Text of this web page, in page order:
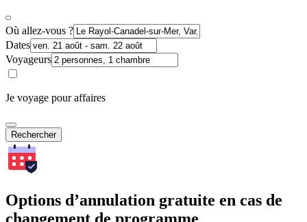
Où allez-vous ?
Dates
Voyageurs
Je voyage pour affaires
Rechercher
Options d’annulation gratuite en cas de
changement de programme